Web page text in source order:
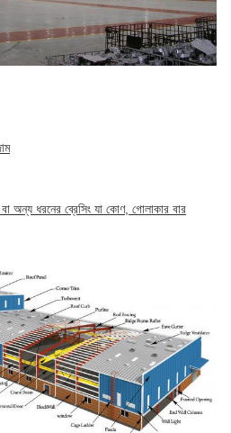
বা অন্য ধরনের ব্রেসিং যা কোণ, গোলাকার বার